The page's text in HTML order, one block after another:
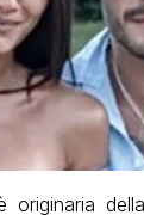
originaria